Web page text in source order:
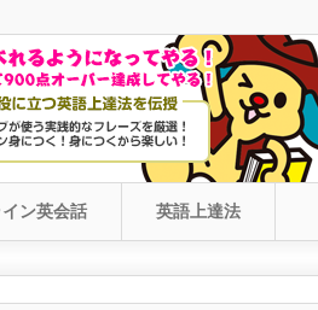
ン英会話 英語上達法